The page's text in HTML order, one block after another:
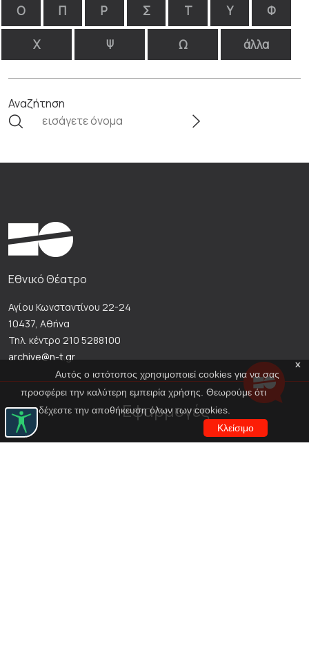
Ο Π Ρ Σ Τ Υ Φ
Χ Ψ Ω άλλα
Αναζήτηση
x
Αυτός ο ιστότοπος χρησιμοποιεί cookies για να σας
προσφέρει την καλύτερη εμπειρία χρήσης. Θεωρούμε ότι
αποδέχεστε την αποθήκευση όλων των cookies.
Κλείσιμο
Εθνικό Θέατρο
Αγίου Κωνσταντίνου 22-24
10437, Αθήνα
Τηλ. κέντρο 210 5288100
archive@n-t.gr
Εφαρμογές